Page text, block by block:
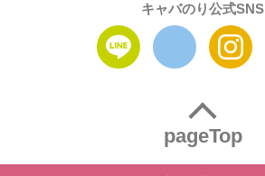
キャバのり公式SNS
pageTop